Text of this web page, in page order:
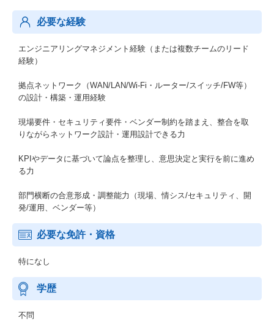
必要な経験
エンジニアリングマネジメント経験（または複数チームのリード
経験）
拠点ネットワーク（WAN/LAN/Wi-Fi・ルーター/スイッチ/FW等）
の設計・構築・運用経験
現場要件・セキュリティ要件・ベンダー制約を踏まえ、整合を取
りながらネットワーク設計・運用設計できる力
KPIやデータに基づいて論点を整理し、意思決定と実行を前に進め
る力
部門横断の合意形成・調整能力（現場、情シス/セキュリティ、開
発/運用、ベンダー等）
必要な免許・資格
特になし
学歴
不問